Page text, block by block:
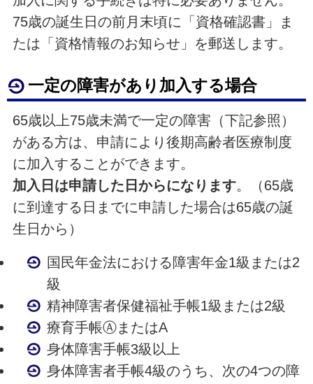
75歳の誕生日の前月末頃に「資格確認書」ま
たは「資格情報のお知らせ」を郵送します。
一定の障害があり加入する場合
65歳以上75歳未満で一定の障害（下記参照）
がある方は、申請により後期高齢者医療制度
に加入することができます。
加入日は申請した日からになります。（65歳
に到達する日までに申請した場合は65歳の誕
生日から）
国民年金法における障害年金1級または2
級
精神障害者保健福祉手帳1級または2級
療育手帳ⒶまたはA
身体障害手帳3級以上
身体障害者手帳4級のうち、次の4つの障